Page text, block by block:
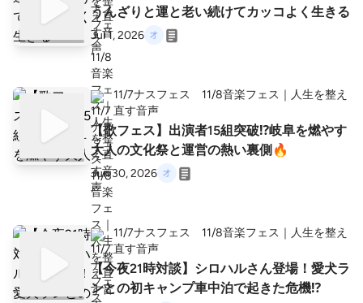
うんざりと運と老い続けてカッコよく生きる
Jul 1, 2026
11/7ナスフェス 11/8音楽フェス｜人生を整え
直す音声
【歌フェス】出演者15組突破⁉️岐阜を燃やす
大人の文化祭と運営の熱い裏側🔥
Jun 30, 2026
11/7ナスフェス 11/8音楽フェス｜人生を整え
直す音声
【今夜21時対談】シロハルさん登場！愛犬ラ
ンとの初キャンプ車中泊で起きた危機⁉️